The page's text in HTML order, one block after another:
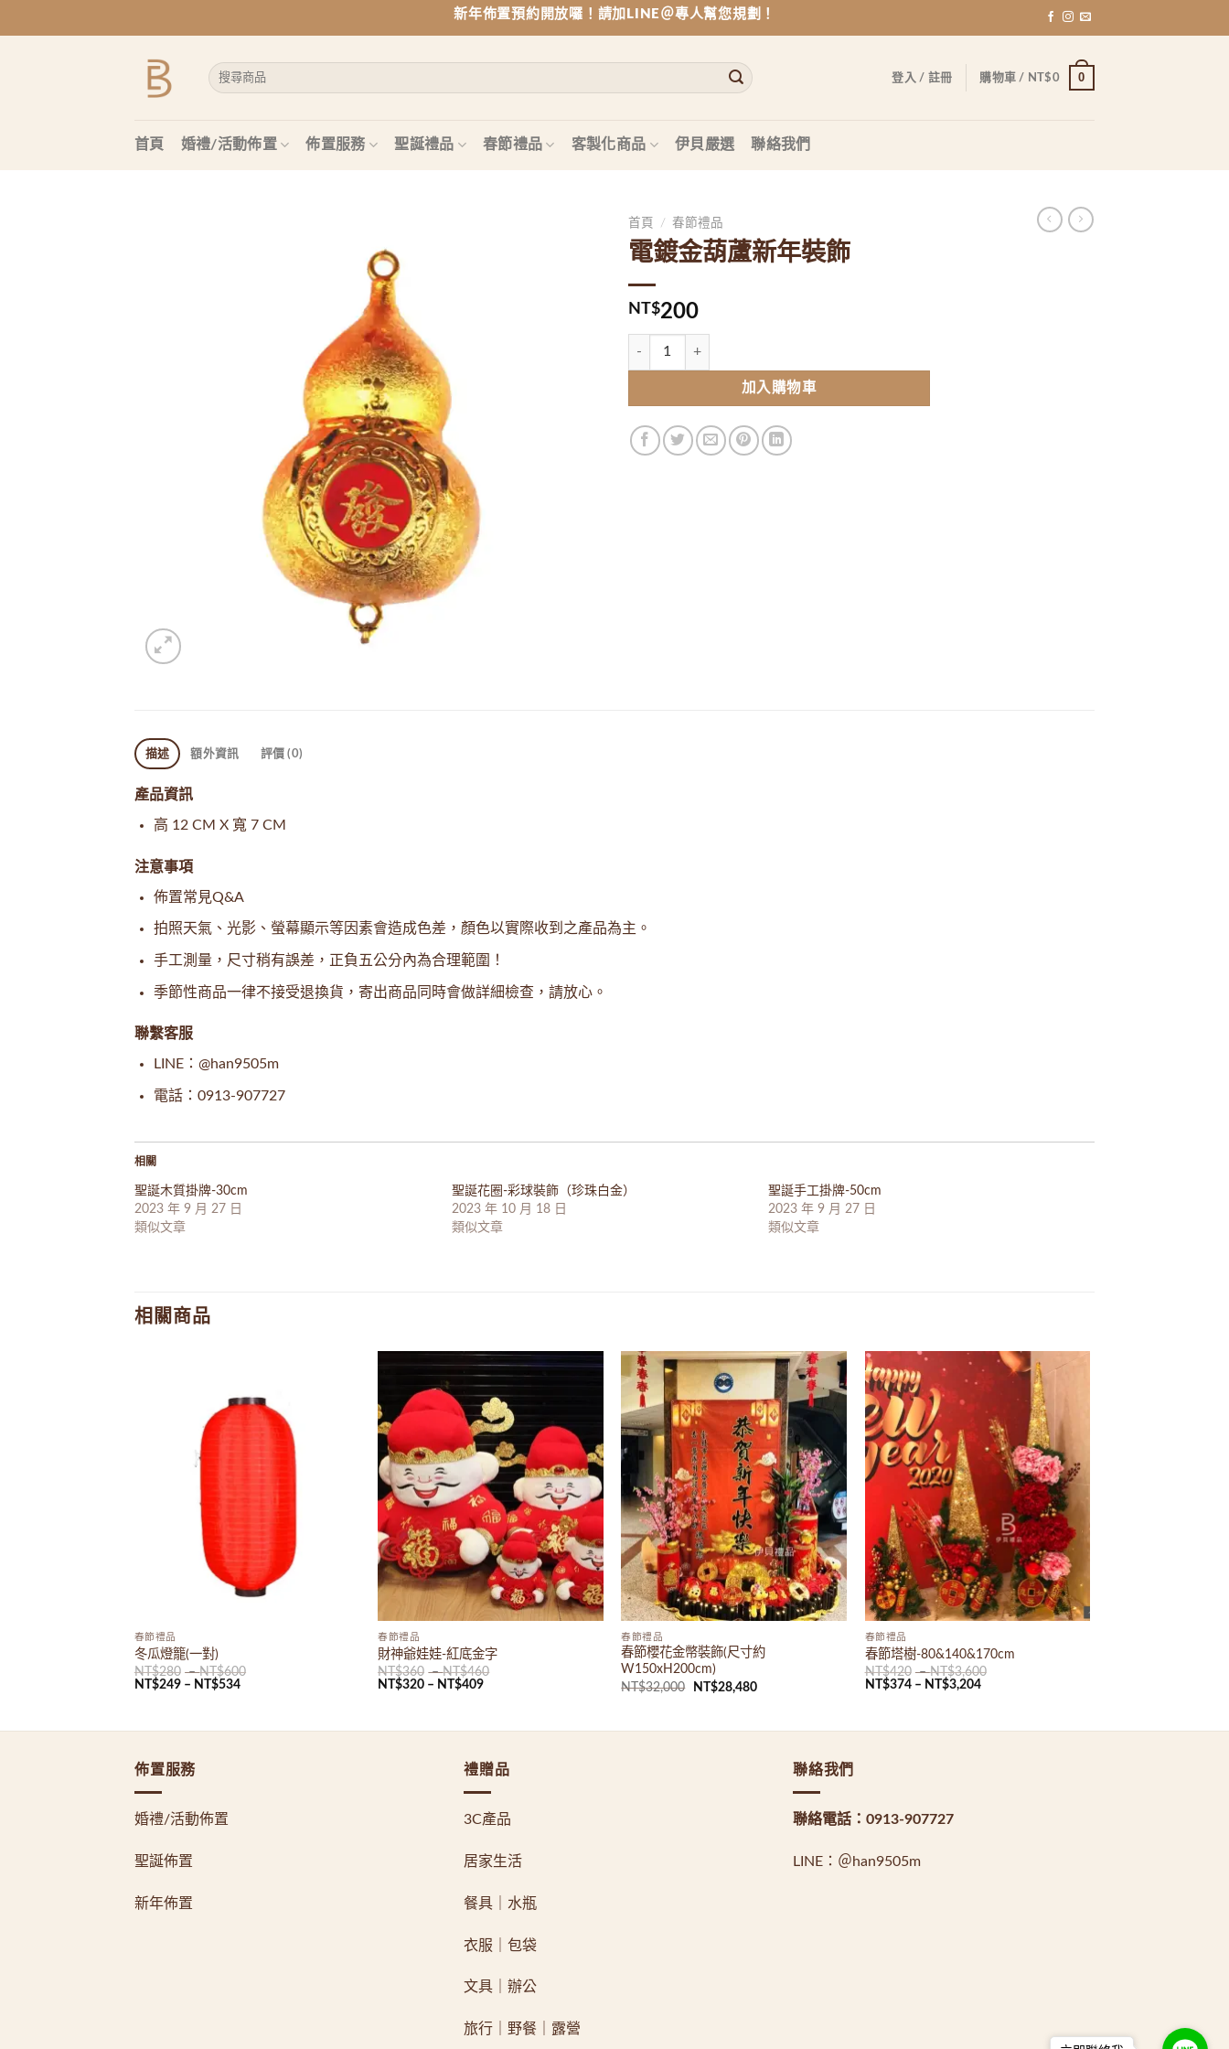
to
新年佈置預約開放囉！請加LINE＠專人幫您規劃！
搜
尋
字:
登入 / 註冊 購物車 / NT$0 0
首頁 婚禮/活動佈置 佈置服務 聖誕禮品 春節禮品 客製化商品 伊貝嚴選 聯絡我們
首頁 / 春節禮品
電鍍金葫蘆新年裝飾
NT$200
電鍍金葫蘆新年裝飾 數量
加入購物車
描述 額外資訊 評價 (0)
產品資訊
高 12 CM X 寬 7 CM
注意事項
佈置常見Q&A
拍照天氣、光影、螢幕顯示等因素會造成色差，顏色以實際收到之產品為主。
手工測量，尺寸稍有誤差，正負五公分內為合理範圍！
季節性商品一律不接受退換貨，寄出商品同時會做詳細檢查，請放心。
聯繫客服
LINE：@han9505m
電話：0913-907727
相關
聖誕木質掛牌-30cm
2023 年 9 月 27 日
類似文章
聖誕花圈-彩球裝飾（珍珠白金）
2023 年 10 月 18 日
類似文章
聖誕手工掛牌-50cm
2023 年 9 月 27 日
類似文章
相關商品
春節禮品
冬瓜燈籠(一對)
NT$280 –NT$600
NT$249– NT$534
春節禮品
財神爺娃娃-紅底金字
NT$360 –NT$460
NT$320 – NT$409
Add to
wishlist
春節禮品
春節櫻花金幣裝飾(尺寸約
W150xH200cm)
NT$32,000
原
NT$28,480目
Add to
wishlist
春節禮品
春節塔樹-80&140&170cm
NT$420 –NT$3,600
NT$374– NT$3,204
佈置服務
婚禮/活動佈置
聖誕佈置
新年佈置
禮贈品
3C產品
居家生活
餐具｜水瓶
衣服｜包袋
文具｜辦公
旅行｜野餐｜露營
聯絡我們
聯絡電話： 0913-907727
LINE： ＠han9505m